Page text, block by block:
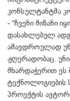
კონსულტანტმა
‐ “ჩვენი მიზანი
დასახლებულ
ამავდროულად
ჟღერადობაც.
მხარდაჭერით ეს
ტექნოლოგიების
პროექტის